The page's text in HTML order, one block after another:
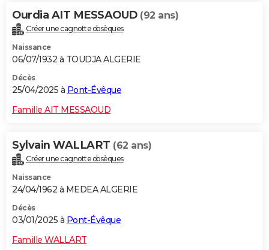
Ourdia AIT MESSAOUD (92 ans)
Créer une cagnotte obsèques
Naissance
06/07/1932 à TOUDJA ALGERIE
Décès
25/04/2025 à Pont-Évêque
Famille AIT MESSAOUD
Sylvain WALLART (62 ans)
Créer une cagnotte obsèques
Naissance
24/04/1962 à MEDEA ALGERIE
Décès
03/01/2025 à Pont-Évêque
Famille WALLART